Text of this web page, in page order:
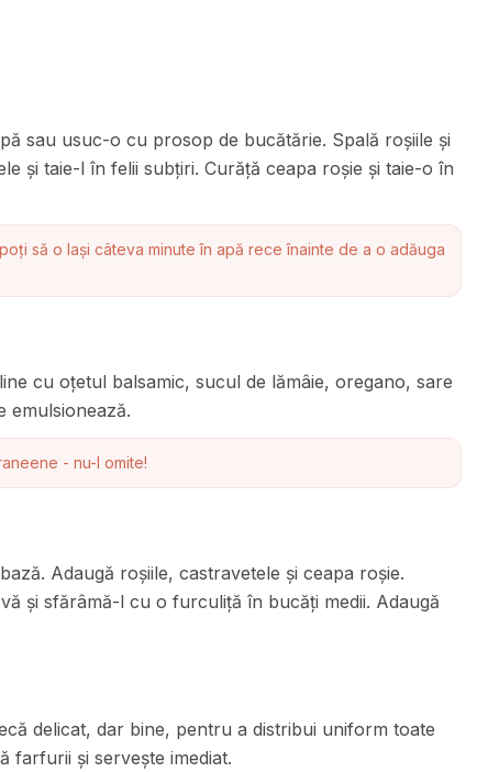
sau usuc-o cu prosop de bucătărie. Spală roșiile și
și taie-l în felii subțiri. Curăță ceapa roșie și taie-o în
să o lași câteva minute în apă rece înainte de a o adăuga
cu oțetul balsamic, sucul de lămâie, oregano, sare
emulsionează.
- nu-l omite!
Adaugă roșiile, castravetele și ceapa roșie.
și sfărâmă-l cu o furculiță în bucăți medii. Adaugă
delicat, dar bine, pentru a distribui uniform toate
farfurii și servește imediat.